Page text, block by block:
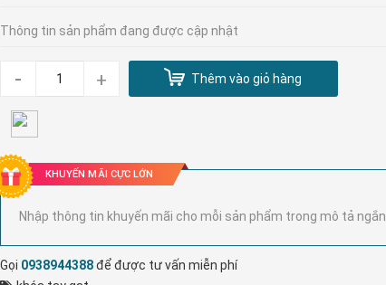
Thông tin sản phẩm đang được cập nhật
- + Thêm vào giỏ hàng
KHUYẾN MÃI CỰC LỚN
Nhập thông tin khuyến mãi cho mỗi sản phẩm trong mô tả ngắn
Gọi 0938944388để được tư vấn miễn phí